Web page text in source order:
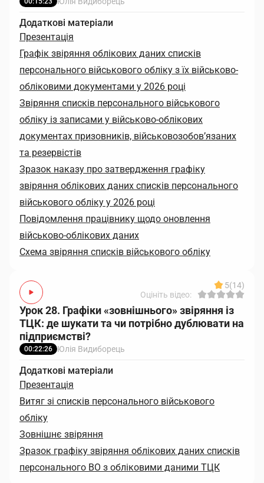
Додаткові матеріали
Презентація
Графік звіряння облікових даних списків
персонального військового обліку з їх військово-
обліковими документами у 2026 році
Звіряння списків персонального військового
обліку із записами у військово-облікових
документах призовників, військовозобов’язаних
та резервістів
Зразок наказу про затвердження графіку
звіряння облікових даних списків персонального
військового обліку у 2026 році
Повідомлення працівнику щодо оновлення
військово-облікових даних
Схема звіряння списків військового обліку
5(14)
Оцініть відео:
Урок 28. Графіки «зовнішнього» звіряння із
ТЦК: де шукати та чи потрібно дублювати на
підприємстві?
00:22:26 Юлія Видиборець
Додаткові матеріали
Презентація
Витяг зі списків персонального військового
обліку
Зовнішнє звіряння
Зразок графіку звіряння облікових даних списків
персонального ВО з обліковими даними ТЦК